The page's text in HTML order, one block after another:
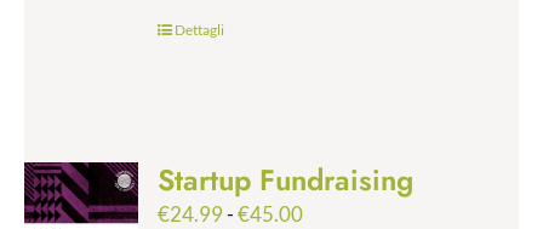
Dettagli
Startup Fundraising
€24.99-€45.00Fascia